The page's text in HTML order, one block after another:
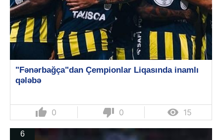
"Fənərbağça"dan Çempionlar Liqasında inamlı
qələbə
thumb_up 0 thumb_down 0  15
6